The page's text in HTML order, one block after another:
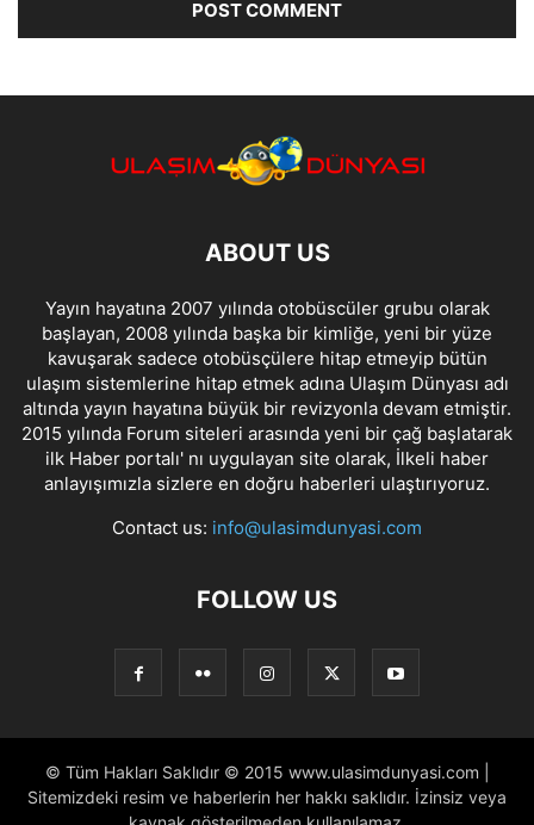
ABOUT US
Yayın hayatına 2007 yılında otobüscüler grubu olarak
başlayan, 2008 yılında başka bir kimliğe, yeni bir yüze
kavuşarak sadece otobüsçülere hitap etmeyip bütün
ulaşım sistemlerine hitap etmek adına Ulaşım Dünyası adı
altında yayın hayatına büyük bir revizyonla devam etmiştir.
2015 yılında Forum siteleri arasında yeni bir çağ başlatarak
ilk Haber portalı' nı uygulayan site olarak, İlkeli haber
anlayışımızla sizlere en doğru haberleri ulaştırıyoruz.
Contact us: info@ulasimdunyasi.com
FOLLOW US
© Tüm Hakları Saklıdır © 2015 www.ulasimdunyasi.com |
Sitemizdeki resim ve haberlerin her hakkı saklıdır. İzinsiz veya